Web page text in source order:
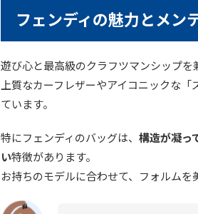
フェンディの魅力とメン
遊び心と最高級のクラフツマンシップを
上質なカーフレザーやアイコニックな
ています。
特にフェンディのバッグは、 構造が凝っ
い特徴があります。
お持ちのモデルに合わせて、フォルムを